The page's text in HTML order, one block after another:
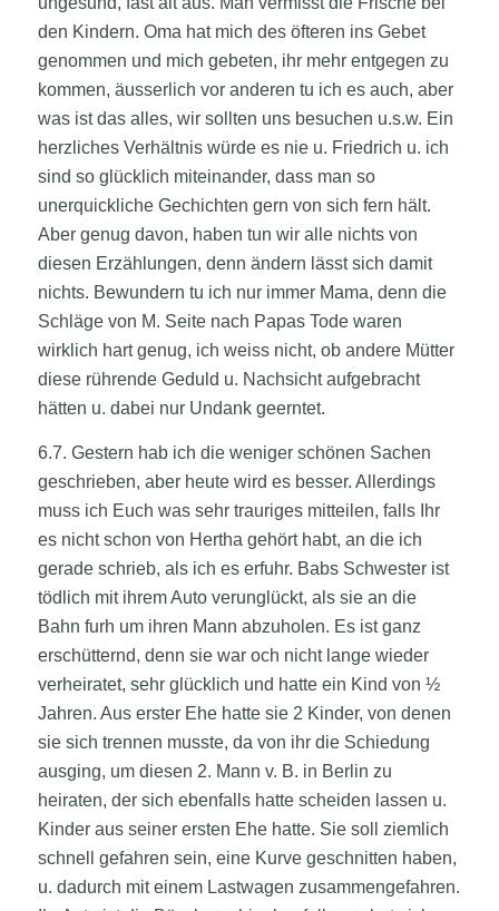
den Kindern. Oma hat mich des öfteren ins Gebet
genommen und mich gebeten, ihr mehr entgegen zu
kommen, äusserlich vor anderen tu ich es auch, aber
was ist das alles, wir sollten uns besuchen u.s.w. Ein
herzliches Verhältnis würde es nie u. Friedrich u. ich
sind so glücklich miteinander, dass man so
unerquickliche Gechichten gern von sich fern hält.
Aber genug davon, haben tun wir alle nichts von
diesen Erzählungen, denn ändern lässt sich damit
nichts. Bewundern tu ich nur immer Mama, denn die
Schläge von M. Seite nach Papas Tode waren
wirklich hart genug, ich weiss nicht, ob andere Mütter
diese rührende Geduld u. Nachsicht aufgebracht
hätten u. dabei nur Undank geerntet.
6.7. Gestern hab ich die weniger schönen Sachen
geschrieben, aber heute wird es besser. Allerdings
muss ich Euch was sehr trauriges mitteilen, falls Ihr
es nicht schon von Hertha gehört habt, an die ich
gerade schrieb, als ich es erfuhr. Babs Schwester ist
tödlich mit ihrem Auto verunglückt, als sie an die
Bahn furh um ihren Mann abzuholen. Es ist ganz
erschütternd, denn sie war och nicht lange wieder
verheiratet, sehr glücklich und hatte ein Kind von ½
Jahren. Aus erster Ehe hatte sie 2 Kinder, von denen
sie sich trennen musste, da von ihr die Schiedung
ausging, um diesen 2. Mann v. B. in Berlin zu
heiraten, der sich ebenfalls hatte scheiden lassen u.
Kinder aus seiner ersten Ehe hatte. Sie soll ziemlich
schnell gefahren sein, eine Kurve geschnitten haben,
u. dadurch mit einem Lastwagen zusammengefahren.